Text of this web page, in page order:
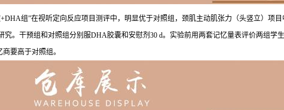
组”在视听定向反应项目测评中，明显优于对照组，颈肌主动肌张力（头竖立）项
。干预组和对照组分别服DHA胶囊和安慰剂30 d。实验前用两套记忆量表评价两组
要高于对照组。